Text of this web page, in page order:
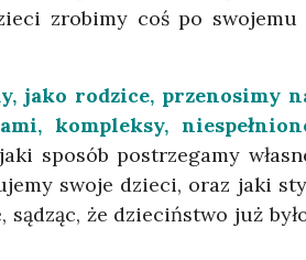
zrobimy coś po swojemu
jako rodzice, przenosimy
kompleksy,
sposób postrzegamy
swoje dzieci, oraz jaki
że dzieciństwo już